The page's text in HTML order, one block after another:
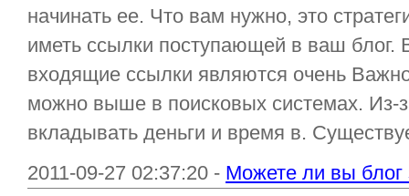
начинать ее. Что вам нужно, это
иметь ссылки поступающей в ваш блог.
входящие ссылки являются очень
можно выше в поисковых системах. Из-
вкладывать деньги и время в.
2011-09-27 02:37:20 - Можете ли вы блог